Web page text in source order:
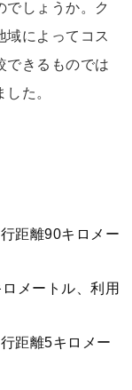
でしょうか。ク
域によってコス
できるものでは
た。
距離90キロメー
メートル、利用
距離5キロメー